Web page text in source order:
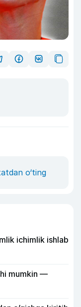
o‘ting
ichimlik ishlab
mumkin —